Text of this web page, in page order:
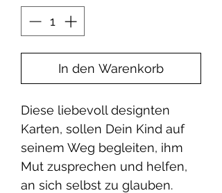
In den Warenkorb
Diese liebevoll designten
Karten, sollen Dein Kind auf
seinem Weg begleiten, ihm
Mut zusprechen und helfen,
an sich selbst zu glauben.